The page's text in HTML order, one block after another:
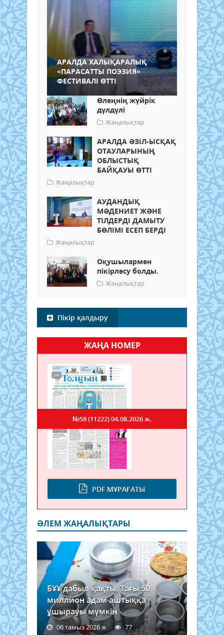
АРАЛДА ХАЛЫҚАРАЛЫҚ
«ПАРАСАТТЫ ПОЭЗИЯ»
ФЕСТИВАЛІ ӨТТІ
Өлеңнің жүйрік
дүлдүлі
Жаңалықтар
АРАЛДА ӘЗІЛ-ЫСҚАҚ
ОТАУЛАРЫНЫҢ
ОБЛЫСТЫҚ
БАЙҚАУЫ ӨТТІ
Жаңалықтар
АУДАНДЫҚ
МӘДЕНИЕТ ЖӘНЕ
ТІЛДЕРДІ ДАМЫТУ
БӨЛІМІ ЕСЕП БЕРДІ
Жаңалықтар
Оқушылармен
пікірлесу болды.
Жаңалықтар
Пікір қалдыру
ЖАҢА НОМЕР
PDF МҰРАҒАТЫ
№58 (11222)04.08.2026 ж.
ӘЛЕМ ЖАҢАЛЫҚТАРЫ
БҰҰ дабыл қақты: Тағы 50
миллион адам аштыққа
ұшырауы мүмкін
06 тамыз 2026 ж. 77